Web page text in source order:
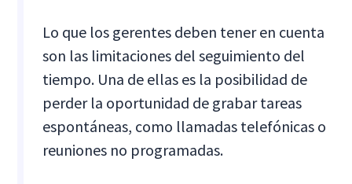
Lo que los gerentes deben tener en cuenta
son las limitaciones del seguimiento del
tiempo. Una de ellas es la posibilidad de
perder la oportunidad de grabar tareas
espontáneas, como llamadas telefónicas o
reuniones no programadas.